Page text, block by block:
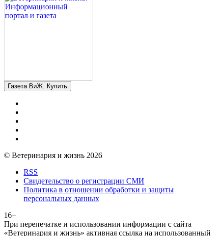
Газета ВиЖ. Купить
© Ветеринария и жизнь 2026
RSS
Свидетельство о регистрации СМИ
Политика в отношении обработки и защиты
персональных данных
16+
При перепечатке и использовании информации с сайта
«Ветеринария и жизнь» активная ссылка на использованный